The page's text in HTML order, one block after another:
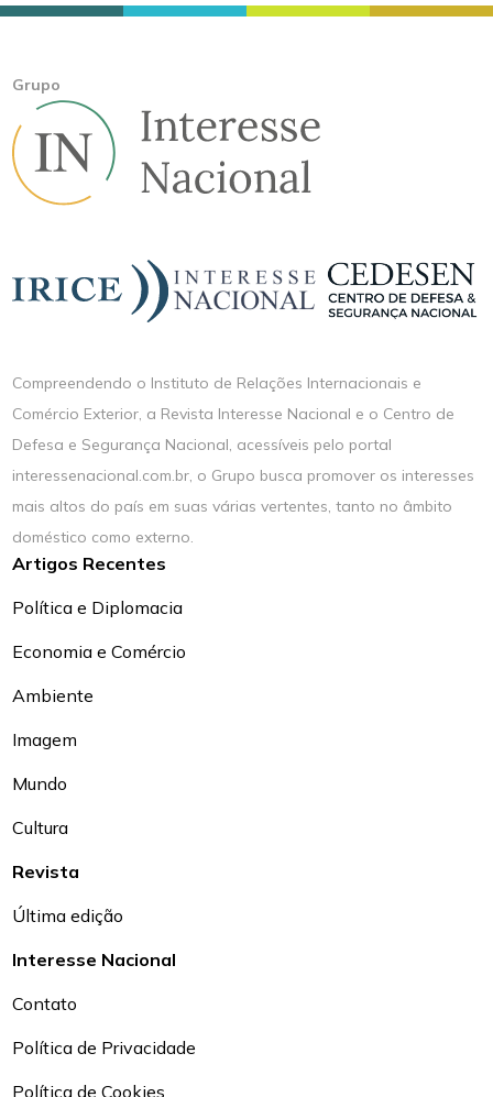
Grupo
Compreendendo o Instituto de Relações Internacionais e
Comércio Exterior, a Revista Interesse Nacional e o Centro de
Defesa e Segurança Nacional, acessíveis pelo portal
interessenacional.com.br, o Grupo busca promover os interesses
mais altos do país em suas várias vertentes, tanto no âmbito
doméstico como externo.
Artigos Recentes
Política e Diplomacia
Economia e Comércio
Ambiente
Imagem
Mundo
Cultura
Revista
Última edição
Interesse Nacional
Contato
Política de Privacidade
Política de Cookies